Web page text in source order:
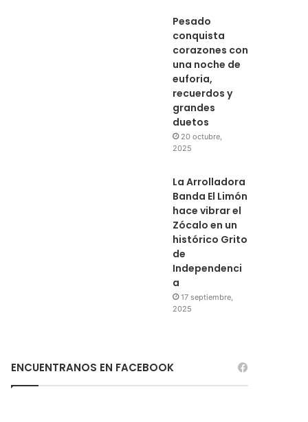
Pesado
conquista
corazones con
una noche de
euforia,
recuerdos y
grandes
duetos
20 octubre,
2025
La Arrolladora
Banda El Limón
hace vibrar el
Zócalo en un
histórico Grito
de
Independenci
a
17 septiembre,
2025
ENCUENTRANOS EN FACEBOOK